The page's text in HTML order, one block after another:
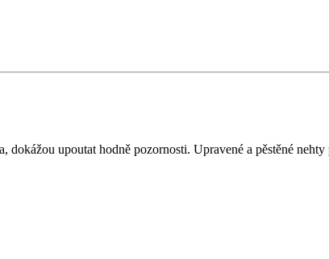
upoutat hodně pozornosti. Upravené a pěstěné